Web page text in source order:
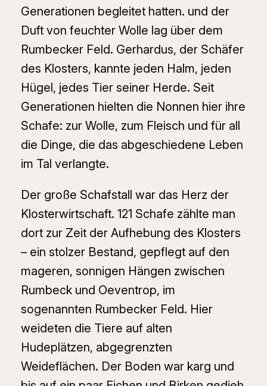
Generationen begleitet hatten. und der
Duft von feuchter Wolle lag über dem
Rumbecker Feld. Gerhardus, der Schäfer
des Klosters, kannte jeden Halm, jeden
Hügel, jedes Tier seiner Herde. Seit
Generationen hielten die Nonnen hier ihre
Schafe: zur Wolle, zum Fleisch und für all
die Dinge, die das abgeschiedene Leben
im Tal verlangte.
Der große Schafstall war das Herz der
Klosterwirtschaft. 121 Schafe zählte man
dort zur Zeit der Aufhebung des Klosters
– ein stolzer Bestand, gepflegt auf den
mageren, sonnigen Hängen zwischen
Rumbeck und Oeventrop, im
sogenannten Rumbecker Feld. Hier
weideten die Tiere auf alten
Hudeplätzen, abgegrenzten
Weideflächen. Der Boden war karg und